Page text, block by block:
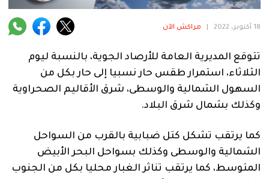
فنية
آراء
18 أكتوبر، 2022 مراكش الآن
تتوقع المديرية العامة للأرصاد الجوية، بالنسبة ليوم
الثلاثاء، استمرار طقس حار نسبيا إلى حار بكل من
السهول الشمالية والوسطى، شرق الأقاليم الصحراوية
وكذلك بشمال شرق البلاد.
كما يرتقب تشكل كتل ضبابية بالقرب من السواحل
الشمالية والوسطى وكذلك بسواحل البحر الأبيض
المتوسط، كما يرتقب تناثر الغبار محليا بكل من الجنوب